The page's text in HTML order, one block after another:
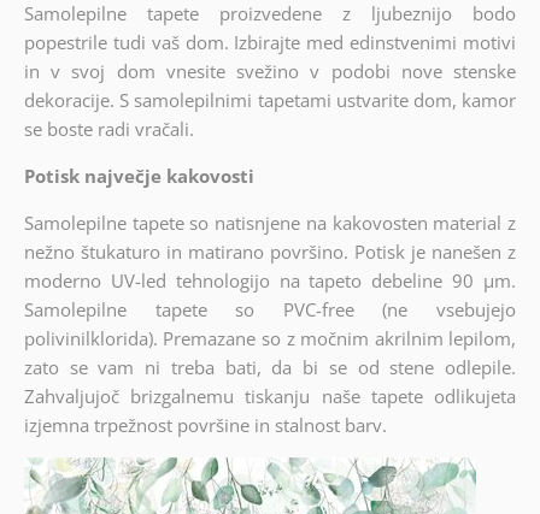
Samolepilne tapete proizvedene z ljubeznijo bodo
popestrile tudi vaš dom. Izbirajte med edinstvenimi motivi
in v svoj dom vnesite svežino v podobi nove stenske
dekoracije. S samolepilnimi tapetami ustvarite dom, kamor
se boste radi vračali.
Potisk največje kakovosti
Samolepilne tapete so natisnjene na kakovosten material z
nežno štukaturo in matirano površino. Potisk je nanešen z
moderno UV-led tehnologijo na tapeto debeline 90 µm.
Samolepilne tapete so PVC-free (ne vsebujejo
polivinilklorida). Premazane so z močnim akrilnim lepilom,
zato se vam ni treba bati, da bi se od stene odlepile.
Zahvaljujoč brizgalnemu tiskanju naše tapete odlikujeta
izjemna trpežnost površine in stalnost barv.